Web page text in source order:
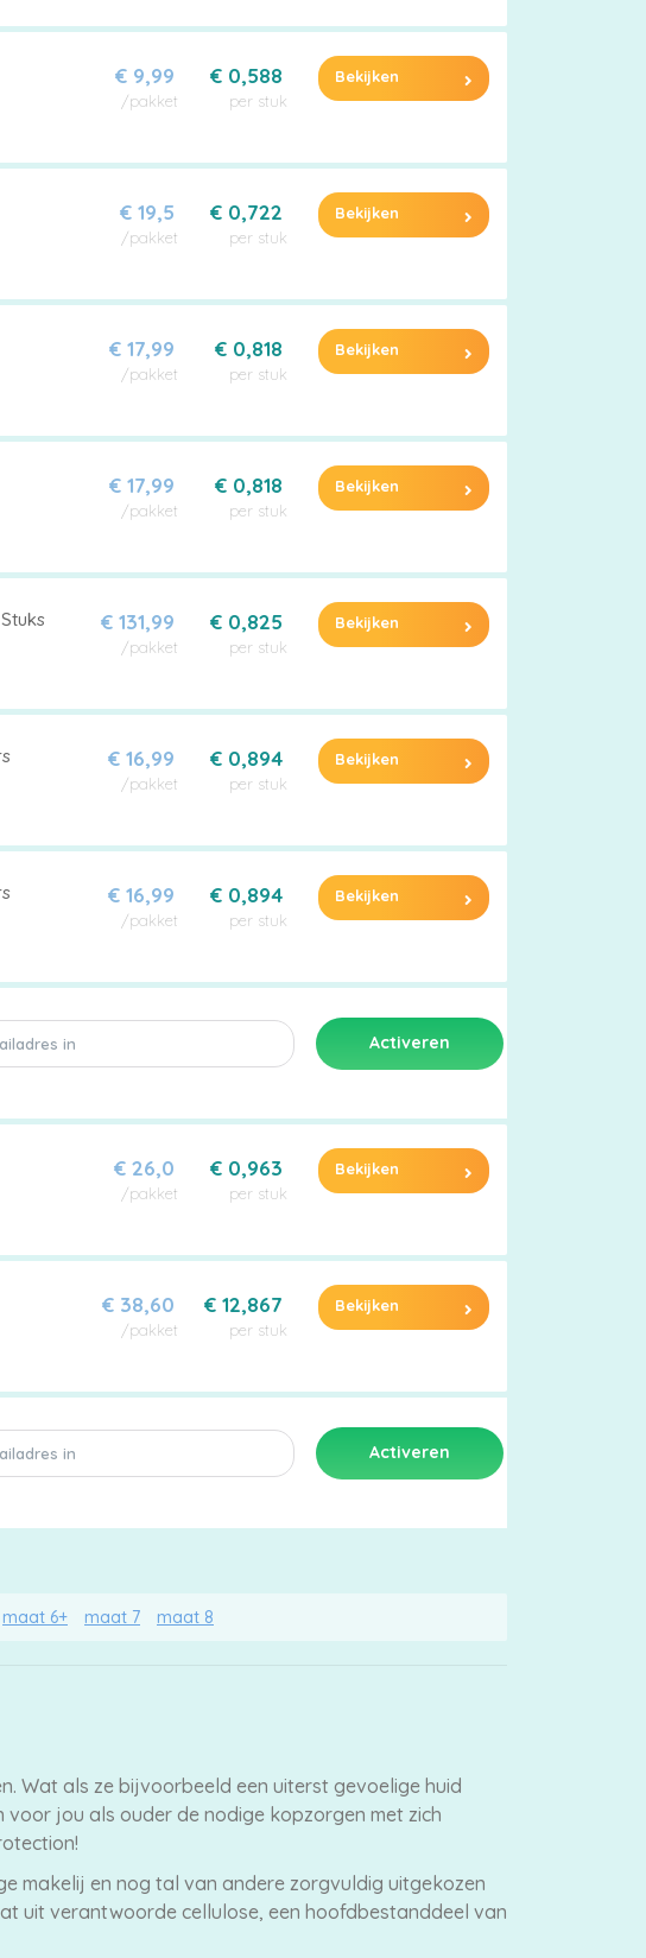
€ 9,99
/pakket
€ 0,588
per stuk
Bekijken
€ 19,5
/pakket
€ 0,722
per stuk
Bekijken
€ 17,99
/pakket
€ 0,818
per stuk
Bekijken
€ 17,99
/pakket
€ 0,818
per stuk
Bekijken
€ 131,99
/pakket
€ 0,825
per stuk
Bekijken
€ 16,99
/pakket
€ 0,894
per stuk
Bekijken
€ 16,99
/pakket
€ 0,894
per stuk
Bekijken
€ 26,0
/pakket
€ 0,963
per stuk
Bekijken
€ 38,60
/pakket
€ 12,867
per stuk
Bekijken
maat 6+ maat 7 maat 8
Wat als ze bijvoorbeeld een uiterst gevoelige huid
jou als ouder de nodige kopzorgen met zich
makelij en nog tal van andere zorgvuldig uitgekozen
uit verantwoorde cellulose, een hoofdbestanddeel van